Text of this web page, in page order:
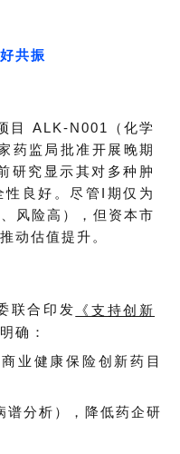
共振
目 ALK-N001（化学
药监局批准开展晚期
研究显示其对多种肿
良好。尽管I期仅为
风险高），但资本市
动估值提升。
联合印发 《支持创新
确：
业健康保险创新药目
谱分析），降低药企研